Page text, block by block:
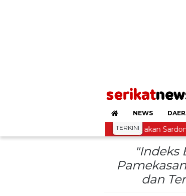
NEWS
TERKINI
Tradisi Leluhur, Warga Dayakan
"Indeks
dan